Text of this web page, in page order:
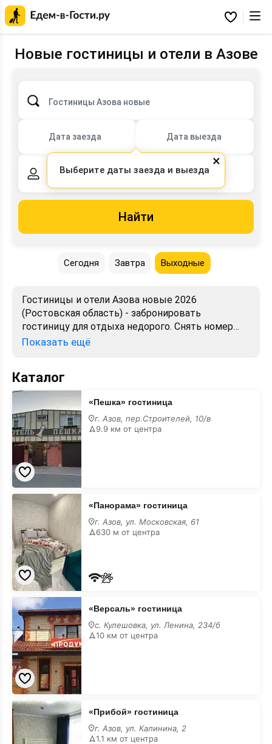
Избранное
Новые гостиницы и отели в Азове
Гостиницы Азова новые
Дата заезда Дата выезда
2 взрослых, 0 детей
Найти
Сегодня Завтра Выходные
Гостиницы и отели Азова новые 2026
(Ростовская область) - забронировать
гостиницу для отдыха недорого. Снять номер
посуточно - отели в Азове. Лучшие цены,
выбор.
Показать ещё
Каталог
«Пешка»
гостиница
«Пешка» гостиница
г. Азов, пер.Строителей, 10/в
9.9 км от центра
«Панорама»
гостиница
«Панорама» гостиница
г. Азов, ул. Московская, 61
630 м от центра
«Версаль»
гостиница
«Версаль» гостиница
с. Кулешовка, ул. Ленина, 234/б
10 км от центра
«Прибой»
гостиница
«Прибой» гостиница
г. Азов, ул. Калинина, 2
1.1 км от центра
×
Выберите даты заезда и выезда